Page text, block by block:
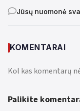
Jūsų nuomonė
KOMENTARAI
Kol kas komentarų
Palikite